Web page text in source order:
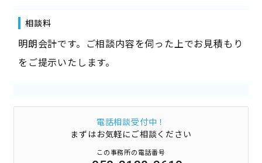
相談料
明朗会計です。ご相談内容を伺った上でお見積もり
をご提示いたします。
電話相談受付中！
まずはお気軽にご相談ください
この事務所の電話番号